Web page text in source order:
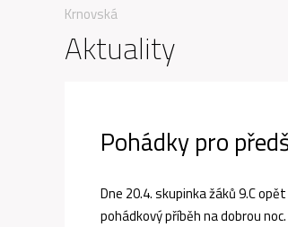
Krnovská
Aktuality
Pohádky pro
Dne 20.4. skupinka žáků 9.C
pohádkový příběh na dobrou